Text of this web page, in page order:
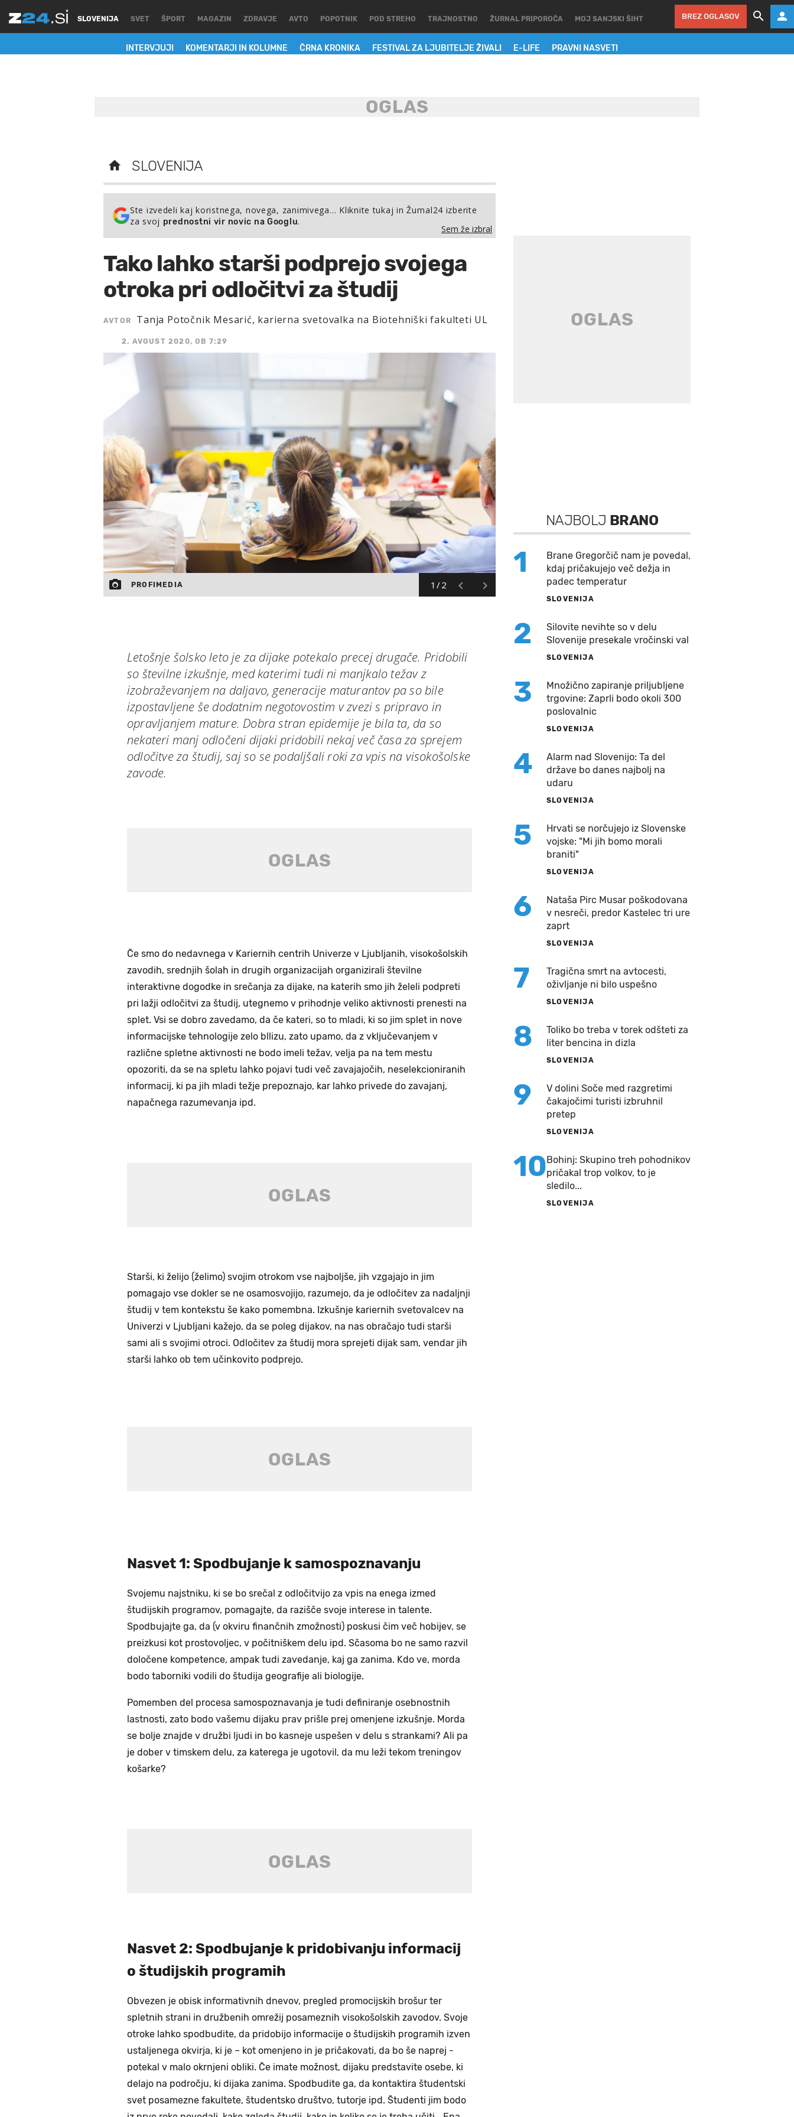
SLOVENIJA
INTERVJUJI KOMENTARJI IN KOLUMNE ČRNA KRONIKA FESTIVAL ZA LJUBITELJE ŽIVALI E-LIFE PRAVNI NASVETI
SVET ŠPORT MAGAZIN ZDRAVJE AVTO POPOTNIK POD STREHO TRAJNOSTNO ŽURNAL PRIPOROČA MOJ SANJSKI ŠIHT BREZ OGLASOV
SLOVENIJA
Ste izvedeli kaj koristnega, novega, zanimivega… Kliknite tukaj in Žurnal24 izberite
za svoj prednostni vir novic na Googlu.
Sem že izbral
Tako lahko starši podprejo svojega
otroka pri odločitvi za študij
AVTOR Tanja Potočnik Mesarić, karierna svetovalka na Biotehniški fakulteti UL
2. AVGUST 2020, OB 7:29
1/2
PROFIMEDIA
Letošnje šolsko leto je za dijake potekalo precej drugače. Pridobili
so številne izkušnje, med katerimi tudi ni manjkalo težav z
izobraževanjem na daljavo, generacije maturantov pa so bile
izpostavljene še dodatnim negotovostim v zvezi s pripravo in
opravljanjem mature. Dobra stran epidemije je bila ta, da so
nekateri manj odločeni dijaki pridobili nekaj več časa za sprejem
odločitve za študij, saj so se podaljšali roki za vpis na visokošolske
zavode.
Če smo do nedavnega v Kariernih centrih Univerze v Ljubljanih, visokošolskih
zavodih, srednjih šolah in drugih organizacijah organizirali številne
interaktivne dogodke in srečanja za dijake, na katerih smo jih želeli podpreti
pri lažji odločitvi za študij, utegnemo v prihodnje veliko aktivnosti prenesti na
splet. Vsi se dobro zavedamo, da če kateri, so to mladi, ki so jim splet in nove
informacijske tehnologije zelo bllizu, zato upamo, da z vključevanjem v
različne spletne aktivnosti ne bodo imeli težav, velja pa na tem mestu
opozoriti, da se na spletu lahko pojavi tudi več zavajajočih, neselekcioniranih
informacij, ki pa jih mladi težje prepoznajo, kar lahko privede do zavajanj,
napačnega razumevanja ipd.
Starši, ki želijo (želimo) svojim otrokom vse najboljše, jih vzgajajo in jim
pomagajo vse dokler se ne osamosvojijo, razumejo, da je odločitev za nadaljnji
študij v tem kontekstu še kako pomembna. Izkušnje kariernih svetovalcev na
Univerzi v Ljubljani kažejo, da se poleg dijakov, na nas obračajo tudi starši
sami ali s svojimi otroci. Odločitev za študij mora sprejeti dijak sam, vendar jih
starši lahko ob tem učinkovito podprejo.
Nasvet 1: Spodbujanje k samospoznavanju
Svojemu najstniku, ki se bo srečal z odločitvijo za vpis na enega izmed
študijskih programov, pomagajte, da razišče svoje interese in talente.
Spodbujajte ga, da (v okviru finančnih zmožnosti) poskusi čim več hobijev, se
preizkusi kot prostovoljec, v počitniškem delu ipd. Sčasoma bo ne samo razvil
določene kompetence, ampak tudi zavedanje, kaj ga zanima. Kdo ve, morda
bodo taborniki vodili do študija geografije ali biologije.
Pomemben del procesa samospoznavanja je tudi definiranje osebnostnih
lastnosti, zato bodo vašemu dijaku prav prišle prej omenjene izkušnje. Morda
se bolje znajde v družbi ljudi in bo kasneje uspešen v delu s strankami? Ali pa
je dober v timskem delu, za katerega je ugotovil, da mu leži tekom treningov
košarke?
Nasvet 2: Spodbujanje k pridobivanju informacij
o študijskih programih
Obvezen je obisk informativnih dnevov, pregled promocijskih brošur ter
spletnih strani in družbenih omrežij posameznih visokošolskih zavodov. Svoje
otroke lahko spodbudite, da pridobijo informacije o študijskih programih izven
ustaljenega okvirja, ki je – kot omenjeno in je pričakovati, da bo še naprej -
potekal v malo okrnjeni obliki. Če imate možnost, dijaku predstavite osebe, ki
delajo na področju, ki dijaka zanima. Spodbudite ga, da kontaktira študentski
svet posamezne fakultete, študentsko društvo, tutorje ipd. Študenti jim bodo
NAJBOLJ BRANO
1
Brane Gregorčič nam je povedal,
kdaj pričakujejo več dežja in
padec temperatur
SLOVENIJA
2
Silovite nevihte so v delu
Slovenije presekale vročinski val
SLOVENIJA
3
Množično zapiranje priljubljene
trgovine: Zaprli bodo okoli 300
poslovalnic
SLOVENIJA
4
Alarm nad Slovenijo: Ta del
države bo danes najbolj na
udaru
SLOVENIJA
5
Hrvati se norčujejo iz Slovenske
vojske: "Mi jih bomo morali
braniti"
SLOVENIJA
6
Nataša Pirc Musar poškodovana
v nesreči, predor Kastelec tri ure
zaprt
SLOVENIJA
7
Tragična smrt na avtocesti,
oživljanje ni bilo uspešno
SLOVENIJA
8
Toliko bo treba v torek odšteti za
liter bencina in dizla
SLOVENIJA
9
V dolini Soče med razgretimi
čakajočimi turisti izbruhnil
pretep
SLOVENIJA
10Bohinj: Skupino treh pohodnikov
pričakal trop volkov, to je
sledilo...
SLOVENIJA